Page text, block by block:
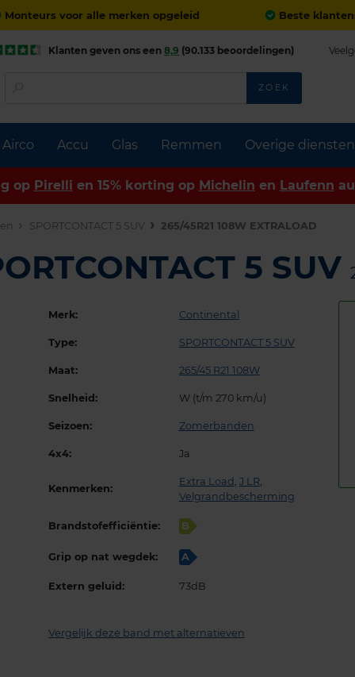
Monteurs voor alle merken opgeleid Beste
Airco Accu Glas Remmen Overige diensten
Klanten geven ons een 8,9 (90.133 beoordelingen)
ZOEK
op Pirelli en 15% korting op Michelin en Laufenn
SPORTCONTACT 5 SUV 265/45R21 108W EXTRALOAD
5 SUV
Merk: Continental
Type: SPORTCONTACT 5 SUV
Maat: 265/45 R21 108W
Snelheid: W (t/m 270 km/u)
Seizoen: Zomerbanden
4x4: Ja
Kenmerken:
Extra Load , J LR,
Velgrandbescherming
Brandstofefficiëntie: B
Grip op nat wegdek: A
Extern geluid: 73dB
Vergelijk deze band met alternatieven